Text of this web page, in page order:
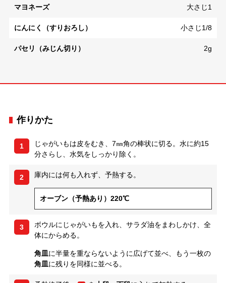
マヨネーズ 大さじ1
にんにく（すりおろし） 小さじ1/8
パセリ（みじん切り） 2g
作りかた
1
じゃがいもは皮をむき、7㎜角の棒状に切る。水に約15
分さらし、水気をしっかり除く。
2 庫内には何も入れず、予熱する。
オーブン（予熱あり）220℃
3
ボウルにじゃがいもを入れ、サラダ油をまわしかけ、全
体にからめる。
角皿に半量を重ならないように広げて並べ、もう一枚の
角皿に残りを同様に並べる。